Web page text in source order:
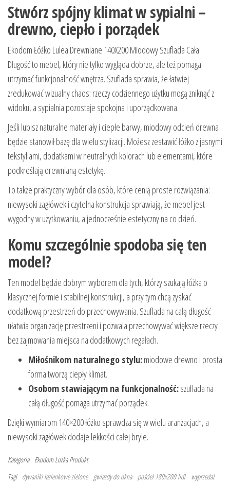
Stwórz spójny klimat w sypialni –
drewno, ciepło i porządek
Ekodom Łóżko Lulea Drewniane 140X200 Miodowy Szuflada Cała
Długość to mebel, który nie tylko wygląda dobrze, ale też pomaga
utrzymać funkcjonalność wnętrza. Szuflada sprawia, że łatwiej
zredukować wizualny chaos: rzeczy codziennego użytku mogą zniknąć z
widoku, a sypialnia pozostaje spokojna i uporządkowana.
Jeśli lubisz naturalne materiały i ciepłe barwy, miodowy odcień drewna
będzie stanowił bazę dla wielu stylizacji. Możesz zestawić łóżko z jasnymi
tekstyliami, dodatkami w neutralnych kolorach lub elementami, które
podkreślają drewnianą estetykę.
To także praktyczny wybór dla osób, które cenią proste rozwiązania:
niewysoki zagłówek i czytelna konstrukcja sprawiają, że mebel jest
wygodny w użytkowaniu, a jednocześnie estetyczny na co dzień.
Komu szczególnie spodoba się ten
model?
Ten model będzie dobrym wyborem dla tych, którzy szukają łóżka o
klasycznej formie i stabilnej konstrukcji, a przy tym chcą zyskać
dodatkową przestrzeń do przechowywania. Szuflada na całą długość
ułatwia organizację przestrzeni i pozwala przechowywać większe rzeczy
bez zajmowania miejsca na dodatkowych regałach.
Miłośnikom naturalnego stylu:miodowe drewno i prosta
forma tworzą ciepły klimat.
Osobom stawiającym na funkcjonalność:szuflada na
całą długość pomaga utrzymać porządek.
Dzięki wymiarom 140×200 łóżko sprawdza się w wielu aranżacjach, a
niewysoki zagłówek dodaje lekkości całej bryle.
Kategoria Ekodom Lozka Produkt
Tagi dywaniki łazienkowe zielone gwiazdy do okna pościel 180x200 lidl wyprzedaż